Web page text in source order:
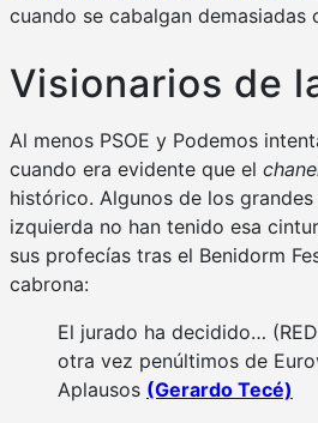
cuando se cabalgan demasiadas
Visionarios de
Al menos PSOE y Podemos
cuando era evidente que el
histórico. Algunos de los grandes
izquierda no han tenido esa
sus profecías tras el Benidorm
cabrona:
El jurado ha decidido…
otra vez penúltimos de
Aplausos (Gerardo Tecé)